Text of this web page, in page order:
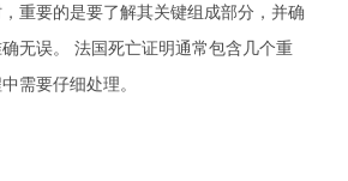
重要的是要了解其关键组成部分，并确
无误。 法国死亡证明通常包含几个重
需要仔细处理。